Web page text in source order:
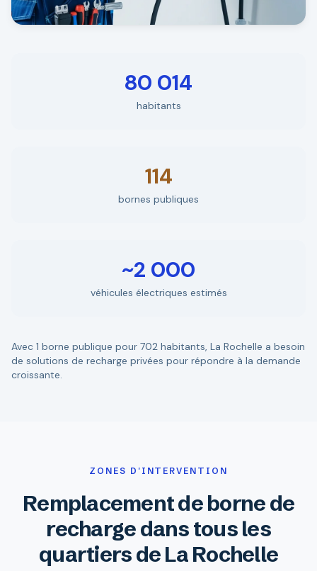
80 014
habitants
114
bornes publiques
~2 000
véhicules électriques estimés
Avec 1 borne publique pour 702 habitants, La Rochelle a besoin
de solutions de recharge privées pour répondre à la demande
croissante.
ZONES D'INTERVENTION
Remplacement de borne de
recharge dans tous les
quartiers de La Rochelle